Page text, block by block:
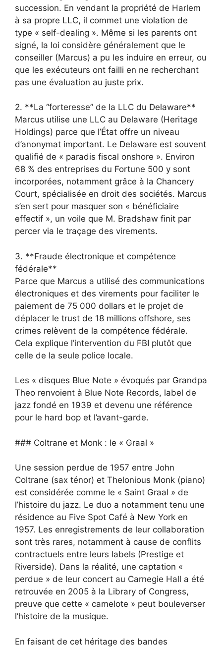
succession. En vendant la propriété de Harlem
à sa propre LLC, il commet une violation de
type « self-dealing ». Même si les parents ont
signé, la loi considère généralement que le
conseiller (Marcus) a pu les induire en erreur, ou
que les exécuteurs ont failli en ne recherchant
pas une évaluation au juste prix.
2. **La “forteresse” de la LLC du Delaware**
Marcus utilise une LLC au Delaware (Heritage
Holdings) parce que l’État offre un niveau
d’anonymat important. Le Delaware est souvent
qualifié de « paradis fiscal onshore ». Environ
68 % des entreprises du Fortune 500 y sont
incorporées, notamment grâce à la Chancery
Court, spécialisée en droit des sociétés. Marcus
s’en sert pour masquer son « bénéficiaire
effectif », un voile que M. Bradshaw finit par
percer via le traçage des virements.
3. **Fraude électronique et compétence
fédérale**
Parce que Marcus a utilisé des communications
électroniques et des virements pour faciliter le
paiement de 75 000 dollars et le projet de
déplacer le trust de 18 millions offshore, ses
crimes relèvent de la compétence fédérale.
Cela explique l’intervention du FBI plutôt que
celle de la seule police locale.
Les « disques Blue Note » évoqués par Grandpa
Theo renvoient à Blue Note Records, label de
jazz fondé en 1939 et devenu une référence
pour le hard bop et l’avant-garde.
### Coltrane et Monk : le « Graal »
Une session perdue de 1957 entre John
Coltrane (sax ténor) et Thelonious Monk (piano)
est considérée comme le « Saint Graal » de
l’histoire du jazz. Le duo a notamment tenu une
résidence au Five Spot Café à New York en
1957. Les enregistrements de leur collaboration
sont très rares, notamment à cause de conflits
contractuels entre leurs labels (Prestige et
Riverside). Dans la réalité, une captation «
perdue » de leur concert au Carnegie Hall a été
retrouvée en 2005 à la Library of Congress,
preuve que cette « camelote » peut bouleverser
l’histoire de la musique.
En faisant de cet héritage des bandes